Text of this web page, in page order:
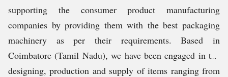
supporting the consumer product manufacturing
companies by providing them with the best packaging
machinery as per their requirements. Based in
Coimbatore (Tamil Nadu), we have been engaged in the
designing, production and supply of items ranging from